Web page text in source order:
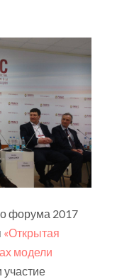
форума 2017
«Открытая
модели